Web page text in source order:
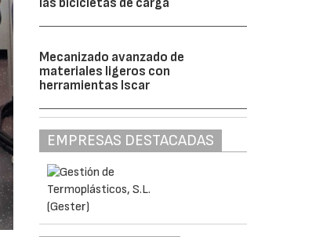
las bicicletas de carga
Mecanizado avanzado de
materiales ligeros con
herramientas Iscar
EMPRESAS DESTACADAS